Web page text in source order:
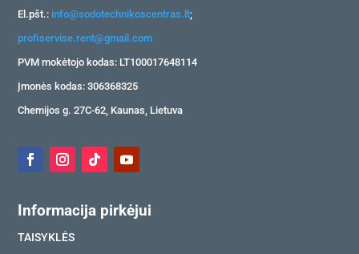
El.pšt.: info@sodotechnikoscentras.lt;
profiservise.rent@gmail.com
PVM mokėtojo kodas: LT100017648114
Įmonės kodas: 306368325
Chemijos g. 27C-62, Kaunas, Lietuva
Informacija pirkėjui
TAISYKLĖS